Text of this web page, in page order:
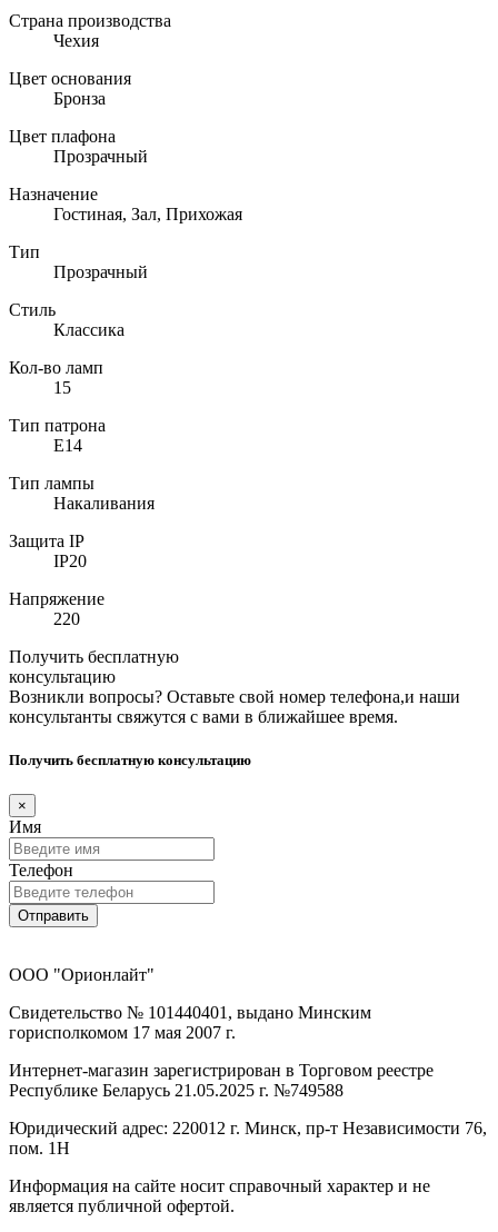
Страна производства
Чехия
Цвет основания
Бронза
Цвет плафона
Прозрачный
Назначение
Гостиная, Зал, Прихожая
Тип
Прозрачный
Стиль
Классика
Кол-во ламп
15
Тип патрона
E14
Тип лампы
Накаливания
Защита IP
IP20
Напряжение
220
Получить бесплатную
консультацию
Возникли вопросы? Оставьте свой номер телефона,и наши
консультанты свяжутся с вами в ближайшее время.
Получить бесплатную консультацию
×
Имя
Телефон
Отправить
ООО "Орионлайт"
Свидетельство № 101440401, выдано Минским
горисполкомом 17 мая 2007 г.
Интернет-магазин зарегистрирован в Торговом реестре
Республике Беларусь 21.05.2025 г. №749588
Юридический адрес: 220012 г. Минск, пр-т Независимости 76,
пом. 1Н
Информация на сайте носит справочный характер и не
является публичной офертой.